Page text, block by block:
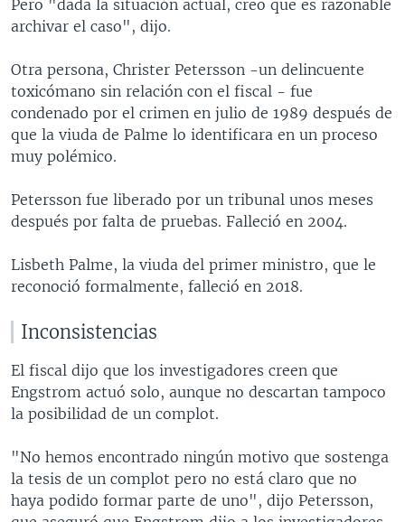
Pero "dada la situación actual, creo que es razonable
archivar el caso", dijo.
Otra persona, Christer Petersson -un delincuente
toxicómano sin relación con el fiscal - fue
condenado por el crimen en julio de 1989 después de
que la viuda de Palme lo identificara en un proceso
muy polémico.
Petersson fue liberado por un tribunal unos meses
después por falta de pruebas. Falleció en 2004.
Lisbeth Palme, la viuda del primer ministro, que le
reconoció formalmente, falleció en 2018.
Inconsistencias
El fiscal dijo que los investigadores creen que
Engstrom actuó solo, aunque no descartan tampoco
la posibilidad de un complot.
"No hemos encontrado ningún motivo que sostenga
la tesis de un complot pero no está claro que no
haya podido formar parte de uno", dijo Petersson,